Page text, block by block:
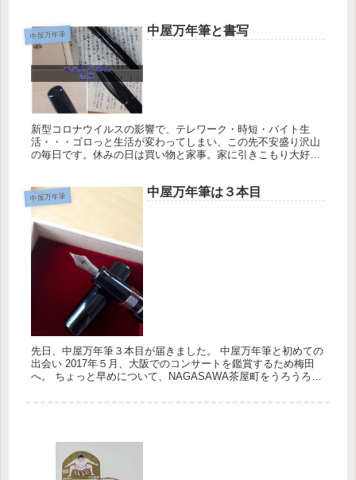
中屋万年筆 中屋万年筆と書写
新型コロナウイルスの影響で、テレワーク・時短・バイト生
活・・・ゴロっと生活が変わってしまい、この先不安盛り沢山
の毎日です。休みの日は買い物と家事。家に引きこもり大好き
中屋万年筆 中屋万年筆は３本目
先日、中屋万年筆３本目が届きました。 中屋万年筆と初めての
出会い 2017年５月、大阪でのコンサートを鑑賞するため梅田
へ。 ちょっと早めについて、NAGASAWA茶屋町をうろうろ。